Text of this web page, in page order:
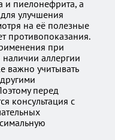
и пиелонефрита, а
улучшения
на её полезные
противопоказания.
при
аллергии
важно учитывать
перед
консультация с